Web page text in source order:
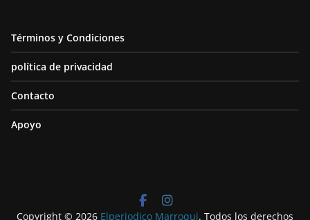
Términos y Condiciones
política de privacidad
Contacto
Apoyo
Copyright © 2026 Elperiodico Marroqui. Todos los derechos